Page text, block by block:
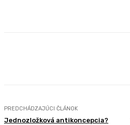
PREDCHÁDZAJÚCI ČLÁNOK
Jednozložková antikoncepcia?